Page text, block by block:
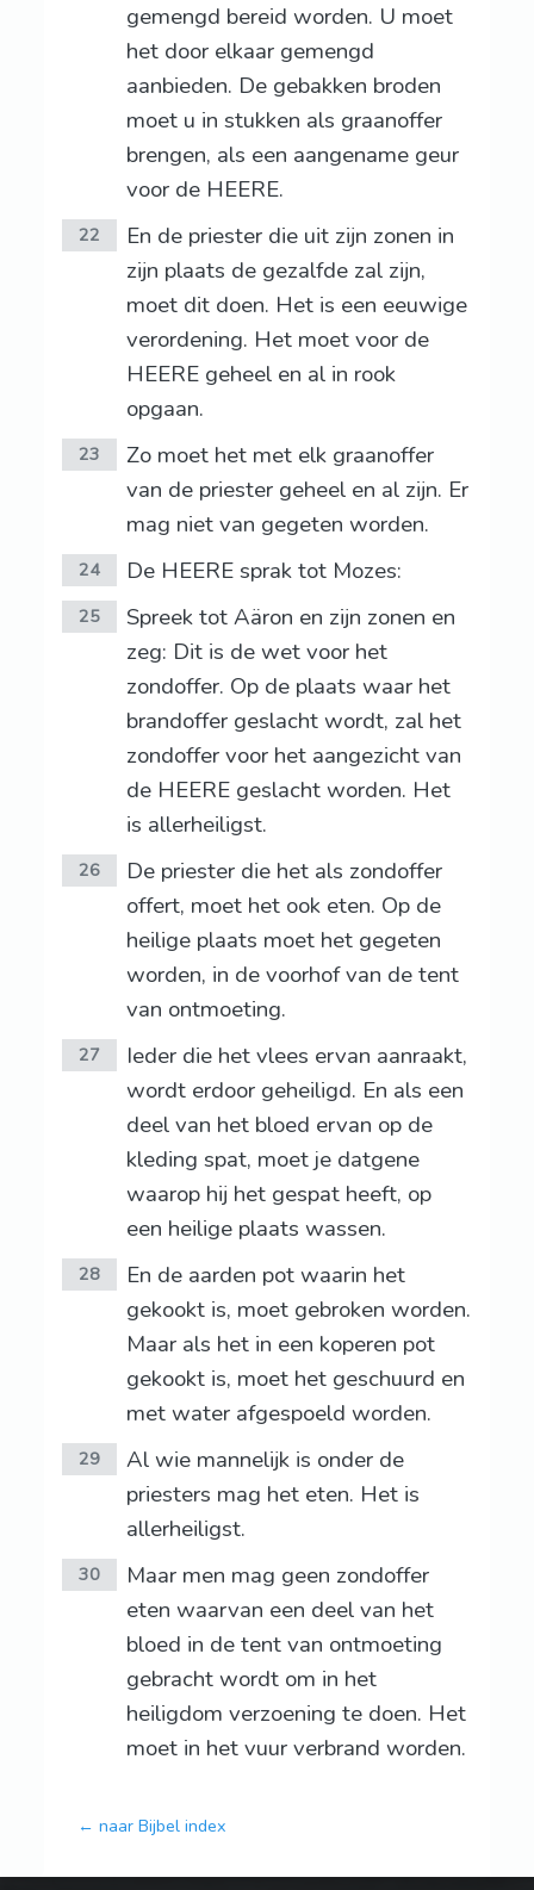
gemengd bereid worden. U moet
het door elkaar gemengd
aanbieden. De gebakken broden
moet u in stukken als graanoffer
brengen, als een aangename geur
voor de HEERE.
22
En de priester die uit zijn zonen in
zijn plaats de gezalfde zal zijn,
moet dit doen. Het is een eeuwige
verordening. Het moet voor de
HEERE geheel en al in rook
opgaan.
23
Zo moet het met elk graanoffer
van de priester geheel en al zijn. Er
mag niet van gegeten worden.
24 De HEERE sprak tot Mozes:
25
Spreek tot Aäron en zijn zonen en
zeg: Dit is de wet voor het
zondoffer. Op de plaats waar het
brandoffer geslacht wordt, zal het
zondoffer voor het aangezicht van
de HEERE geslacht worden. Het
is allerheiligst.
26
De priester die het als zondoffer
offert, moet het ook eten. Op de
heilige plaats moet het gegeten
worden, in de voorhof van de tent
van ontmoeting.
27
Ieder die het vlees ervan aanraakt,
wordt erdoor geheiligd. En als een
deel van het bloed ervan op de
kleding spat, moet je datgene
waarop hij het gespat heeft, op
een heilige plaats wassen.
28
En de aarden pot waarin het
gekookt is, moet gebroken worden.
Maar als het in een koperen pot
gekookt is, moet het geschuurd en
met water afgespoeld worden.
29
Al wie mannelijk is onder de
priesters mag het eten. Het is
allerheiligst.
30
Maar men mag geen zondoffer
eten waarvan een deel van het
bloed in de tent van ontmoeting
gebracht wordt om in het
heiligdom verzoening te doen. Het
moet in het vuur verbrand worden.
← naar Bijbel index